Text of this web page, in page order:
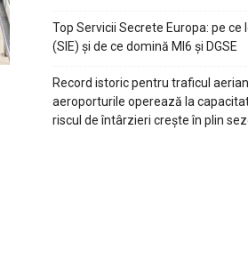
Top Servicii Secrete Europa: pe ce
(SIE) și de ce domină MI6 și DGSE
Record istoric pentru traficul
aeroporturile operează la
riscul de întârzieri crește în plin